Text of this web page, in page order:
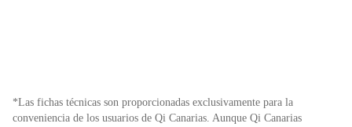
*Las fichas técnicas son proporcionadas exclusivamente para la
conveniencia de los usuarios de Qi Canarias. Aunque Qi Canarias